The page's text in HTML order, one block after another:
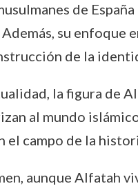
de
su enfoque
de la
la figura de
al mundo
el campo de la
aunque Alfatah